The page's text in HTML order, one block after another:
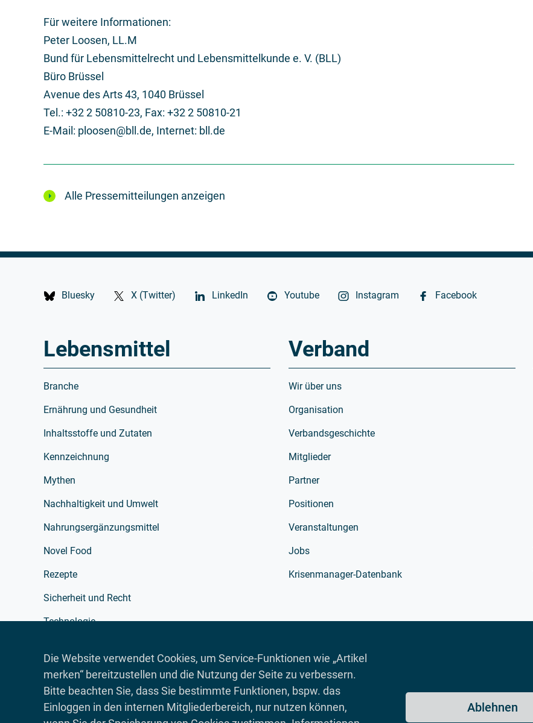
Die Website verwendet Cookies, um Service-Funktionen wie „Artikel
merken“ bereitzustellen und die Nutzung der Seite zu verbessern.
Bitte beachten Sie, dass Sie bestimmte Funktionen, bspw. das
Einloggen in den internen Mitgliederbereich, nur nutzen können,
Ablehnen
Für weitere Informationen:
Peter Loosen, LL.M
Bund für Lebensmittelrecht und Lebensmittelkunde e. V. (BLL)
Büro Brüssel
Avenue des Arts 43, 1040 Brüssel
Tel.: +32 2 50810-23, Fax: +32 2 50810-21
E-Mail: ploosen@bll.de, Internet: bll.de
Alle Pressemitteilungen anzeigen
Bluesky
X (Twitter) LinkedIn Youtube Instagram Facebook
Lebensmittel
Branche
Ernährung und Gesundheit
Inhaltsstoffe und Zutaten
Kennzeichnung
Mythen
Nachhaltigkeit und Umwelt
Nahrungsergänzungsmittel
Novel Food
Rezepte
Sicherheit und Recht
Technologie
Verpackung
Werbung
Verband
Wir über uns
Organisation
Verbandsgeschichte
Mitglieder
Partner
Positionen
Veranstaltungen
Jobs
Krisenmanager-Datenbank